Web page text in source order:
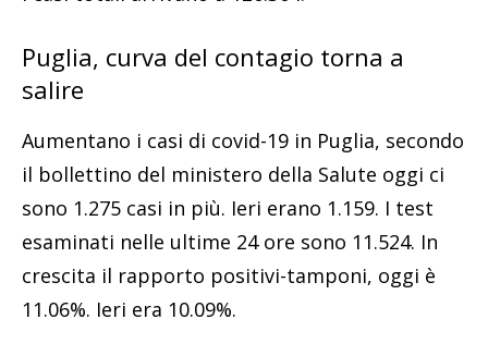
Puglia, curva del contagio torna a
salire
Aumentano i casi di covid-19 in Puglia, secondo
il bollettino del ministero della Salute oggi ci
sono 1.275 casi in più. Ieri erano 1.159. I test
esaminati nelle ultime 24 ore sono 11.524. In
crescita il rapporto positivi-tamponi, oggi è
11.06%. Ieri era 10.09%.